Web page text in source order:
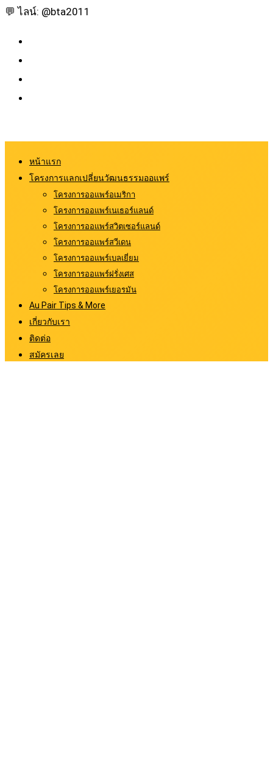
💬 ไลน์: @bta2011
หน้าแรก
โครงการแลกเปลี่ยนวัฒนธรรมออแพร์
โครงการออแพร์อเมริกา
โครงการออแพร์เนเธอร์แลนด์
โครงการออแพร์สวิตเซอร์แลนด์
โครงการออแพร์สวีเดน
โครงการออแพร์เบลเยี่ยม
โครงการออแพร์ฝรั่งเศส
โครงการออแพร์เยอรมัน
Au Pair Tips & More
เกี่ยวกับเรา
ติดต่อ
สมัครเลย